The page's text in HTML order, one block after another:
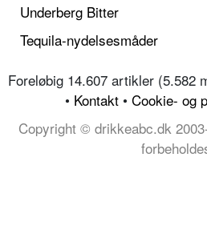
Underberg Bitter
Tequila-nydelsesmåder
Foreløbig 14.607 artikler (5.582
• Kontakt • Cookie- og
Copyright © drikkeabc.dk